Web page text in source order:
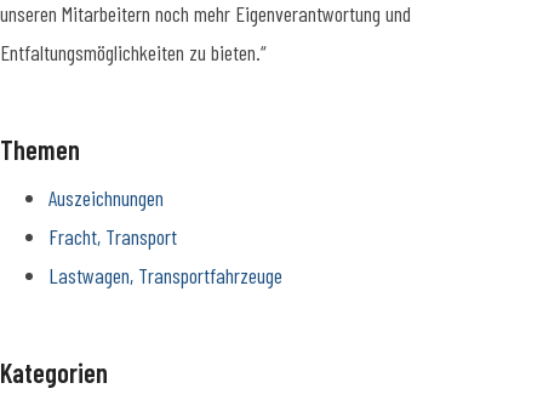
unseren Mitarbeitern noch mehr Eigenverantwortung und
Entfaltungsmöglichkeiten zu bieten.“
Themen
Auszeichnungen
Fracht, Transport
Lastwagen, Transportfahrzeuge
Kategorien